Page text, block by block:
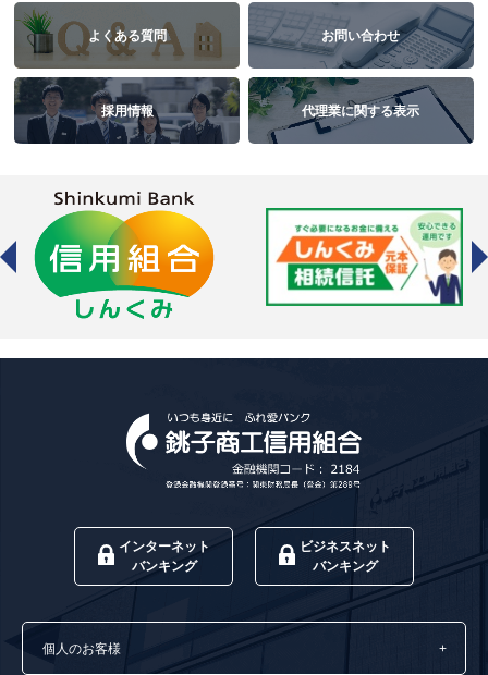
よくある質問 お問い合わせ
採用情報 代理業に関する表示
インターネット
バンキング
ビジネスネット
バンキング
個人のお客様